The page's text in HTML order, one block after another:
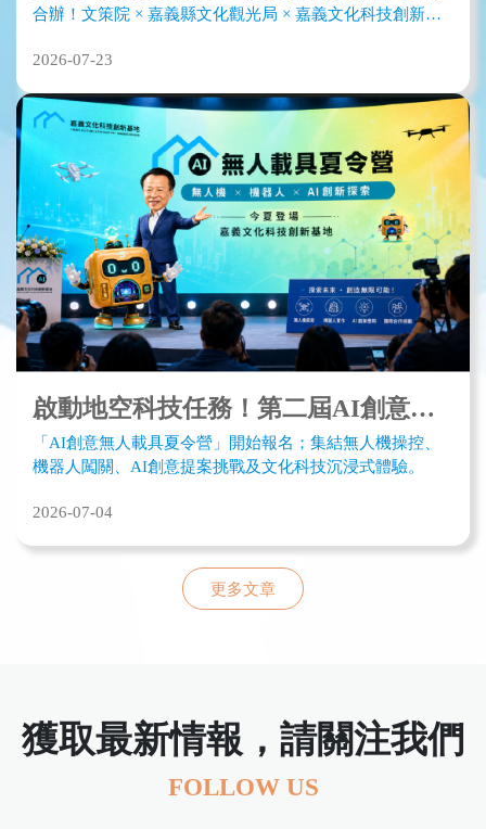
合辦！文策院 × 嘉義縣文化觀光局 × 嘉義文化科技創新基
2026-07-23
啟動地空科技任務！第二屆AI創意無人載具夏令營即起開放報名
「AI創意無人載具夏令營」開始報名；集結無人機操控、
機器人闖關、AI創意提案挑戰及文化科技沉浸式體驗。
2026-07-04
更多文章
獲取最新情報，請關注我們
FOLLOW US